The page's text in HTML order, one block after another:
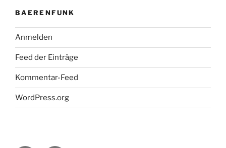
BAERENFUNK
Anmelden
Feed der Einträge
Kommentar-Feed
WordPress.org